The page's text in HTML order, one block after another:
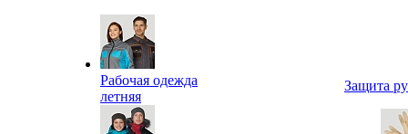
Рабочая одежда
летняя
Защита